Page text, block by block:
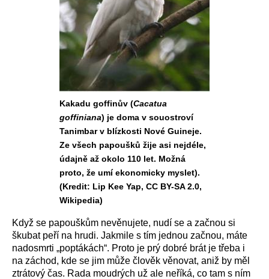
Kakadu goffinův (Cacatua
goffiniana) je doma v souostroví
Tanimbar v blízkosti Nové Guineje.
Ze všech papoušků žije asi nejdéle,
údajně až okolo 110 let. Možná
proto, že umí ekonomicky myslet).
(Kredit: Lip Kee Yap, CC BY-SA 2.0,
Wikipedia)
Když se papouškům nevěnujete, nudí se a začnou si
škubat peří na hrudi. Jakmile s tím jednou začnou, máte
nadosmrti „poptákách“. Proto je prý dobré brát je třeba i
na záchod, kde se jim může člověk věnovat, aniž by měl
ztrátový čas. Rada moudrých už ale neříká, co tam s ním